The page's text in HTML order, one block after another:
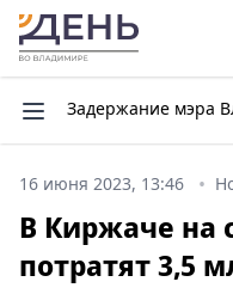
Задержание мэра
16 июня 2023, 13:46
В Киржаче на
потратят 3,5